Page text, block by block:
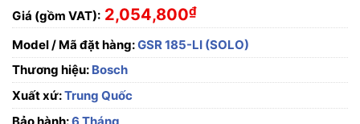
Giá (gồm VAT): 2,054,800₫
Model / Mã đặt hàng:GSR 185-LI (SOLO)
Thương hiệu: Bosch
Xuất xứ:Trung Quốc
Bảo hành:6 Tháng